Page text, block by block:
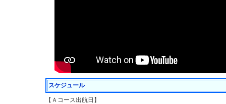
スケジュール
【Ａコース出航日】